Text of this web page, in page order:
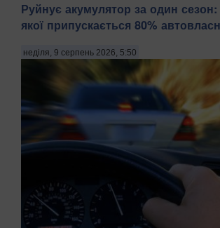
Руйнує акумулятор за один
якої припускається 80%
неділя, 9 серпень 2026, 5:50